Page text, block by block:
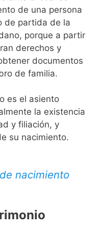
de una persona
de partida de la
porque a partir
derechos y
documentos
de familia.
es el asiento
la existencia
y filiación, y
su nacimiento.
nacimiento